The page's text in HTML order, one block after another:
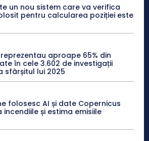
un nou sistem care va verifica
pentru calcularea poziției este
aproape 65% din
în cele 3.602 de investigații
sfârșitul lui 2025
folosesc AI și date Copernicus
și estima emisiile